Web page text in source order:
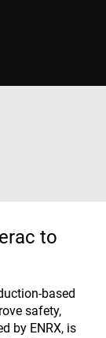
to
based
safety,
by ENRX, is